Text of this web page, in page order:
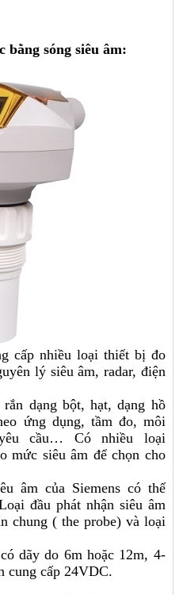
sóng siêu âm:
cấp nhiều loại thiết bị đo
lý siêu âm, radar, điện
dạng bột, hạt, dạng hồ
ứng dụng, tầm đo, môi
cầu… Có nhiều loại
mức siêu âm để chọn cho
âm của Siemens có thể
đầu phát nhận siêu âm
chung ( the probe) và loại
dãy do 6m hoặc 12m, 4-
cung cấp 24VDC.